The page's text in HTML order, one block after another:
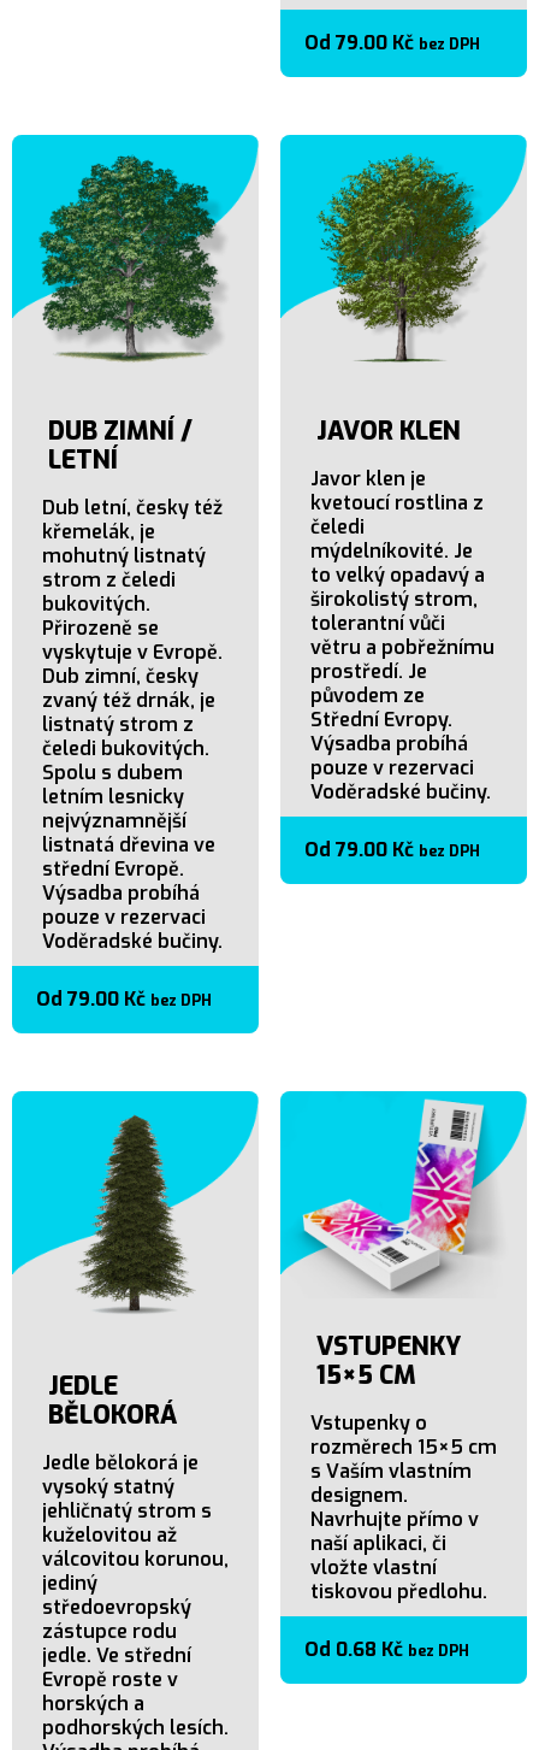
Od 79.00 Kč bez DPH
DUB ZIMNÍ /
LETNÍ
Dub letní, česky též
křemelák, je
mohutný listnatý
strom z čeledi
bukovitých.
Přirozeně se
vyskytuje v Evropě.
Dub zimní, česky
zvaný též drnák, je
listnatý strom z
čeledi bukovitých.
Spolu s dubem
letním lesnicky
nejvýznamnější
listnatá dřevina ve
střední Evropě.
Výsadba probíhá
pouze v rezervaci
Voděradské bučiny.
Od 79.00 Kč bez DPH
JAVOR KLEN
Javor klen je
kvetoucí rostlina z
čeledi
mýdelníkovité. Je
to velký opadavý a
širokolistý strom,
tolerantní vůči
větru a pobřežnímu
prostředí. Je
původem ze
Střední Evropy.
Výsadba probíhá
pouze v rezervaci
Voděradské bučiny.
Od 79.00 Kč bez DPH
JEDLE
BĚLOKORÁ
Jedle bělokorá je
vysoký statný
jehličnatý strom s
kuželovitou až
válcovitou korunou,
jediný
středoevropský
zástupce rodu
jedle. Ve střední
Evropě roste v
horských a
podhorských lesích.
VSTUPENKY
15×5 CM
Vstupenky o
rozměrech 15×5 cm
s Vaším vlastním
designem.
Navrhujte přímo v
naší aplikaci, či
vložte vlastní
tiskovou předlohu.
Od 0.68 Kč bez DPH